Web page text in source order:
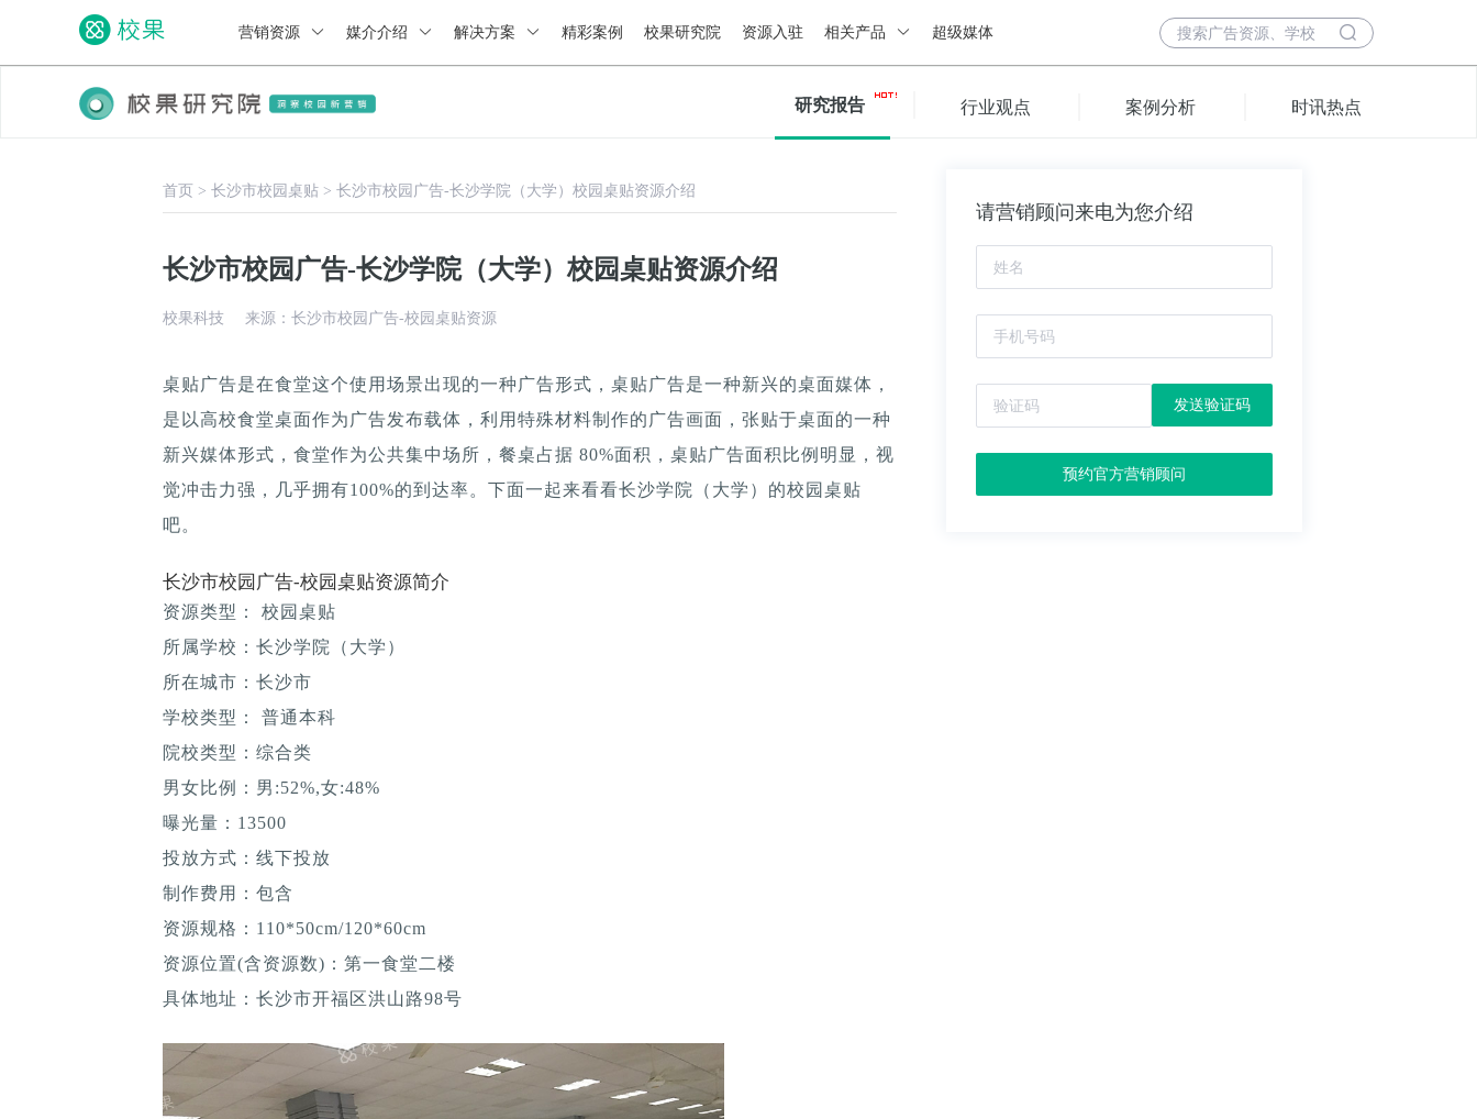
营销资源 媒介介绍 解决方案 精彩案例 校果研究院 资源入驻 相关产品 超级媒体
研究报告 行业观点 案例分析 时讯热点
首页 > 长沙市校园桌贴 > 长沙市校园广告-长沙学院（大学）校园桌贴资源介绍
长沙市校园广告-长沙学院（大学）校园桌贴资源介绍
校果科技 来源：长沙市校园广告-校园桌贴资源
桌贴广告是在食堂这个使用场景出现的一种广告形式，桌贴广告是一种新兴的桌面媒体，
是以高校食堂桌面作为广告发布载体，利用特殊材料制作的广告画面，张贴于桌面的一种
新兴媒体形式，食堂作为公共集中场所，餐桌占据 80%面积，桌贴广告面积比例明显，视
觉冲击力强，几乎拥有100%的到达率。下面一起来看看长沙学院（大学）的校园桌贴
吧。
长沙市校园广告-校园桌贴资源简介
资源类型： 校园桌贴
所属学校：长沙学院（大学）
所在城市：长沙市
学校类型： 普通本科
院校类型：综合类
男女比例：男:52%,女:48%
曝光量：13500
投放方式：线下投放
制作费用：包含
资源规格：110*50cm/120*60cm
资源位置(含资源数)：第一食堂二楼
具体地址：长沙市开福区洪山路98号
请营销顾问来电为您介绍
发送验证码
预约官方营销顾问